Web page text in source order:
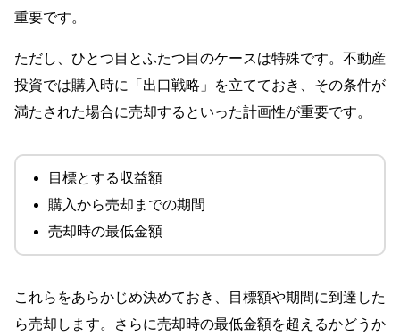
重要です。
ただし、ひとつ目とふたつ目のケースは特殊です。不動産
投資では購入時に「出口戦略」を立てておき、その条件が
満たされた場合に売却するといった計画性が重要です。
目標とする収益額
購入から売却までの期間
売却時の最低金額
これらをあらかじめ決めておき、目標額や期間に到達した
ら売却します。さらに売却時の最低金額を超えるかどうか